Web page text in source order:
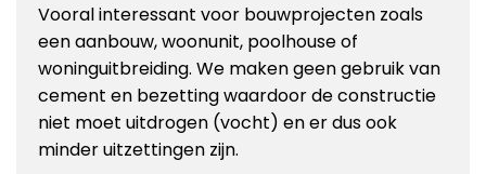
Vooral interessant voor bouwprojecten zoals
een aanbouw, woonunit, poolhouse of
woninguitbreiding. We maken geen gebruik van
cement en bezetting waardoor de constructie
niet moet uitdrogen (vocht) en er dus ook
minder uitzettingen zijn.